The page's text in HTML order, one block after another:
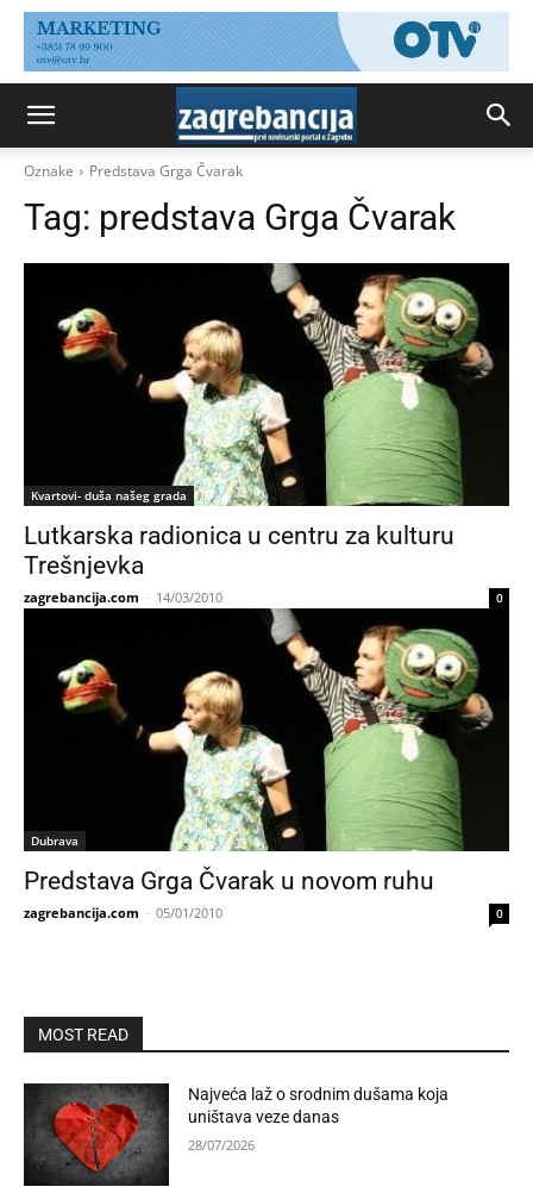
Oznake Predstava Grga Čvarak
Tag: predstava Grga Čvarak
Kvartovi- duša našeg grada
Lutkarska radionica u centru za kulturu
Trešnjevka
zagrebancija.com - 14/03/2010 0
Dubrava
Predstava Grga Čvarak u novom ruhu
zagrebancija.com - 05/01/2010 0
MOST READ
Najveća laž o srodnim dušama koja
uništava veze danas
28/07/2026